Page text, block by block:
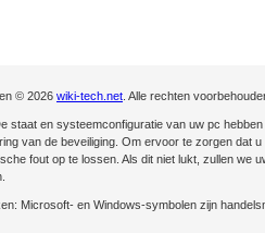
© 2026 wiki-tech.net . Alle rechten
staat en systeemconfiguratie van uw pc
van de beveiliging. Om ervoor te zorgen dat
fout op te lossen. Als dit niet lukt, zullen we
Microsoft- en Windows-symbolen zijn